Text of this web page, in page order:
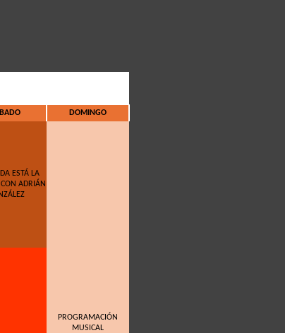
DOMINGO
ESTÁ LA
ADRIÁN
PROGRAMACIÓN
MUSICAL